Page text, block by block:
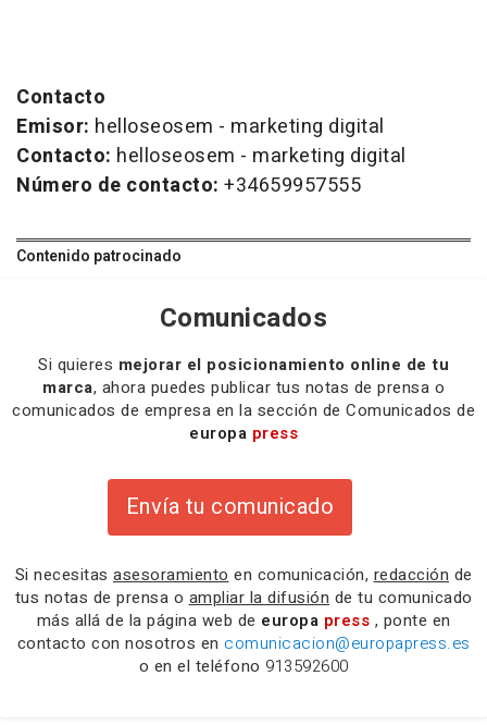
Contacto
Emisor: helloseosem - marketing digital
Contacto: helloseosem - marketing digital
Número de contacto: +34659957555
Contenido patrocinado
Comunicados
Si quieres mejorar el posicionamiento online de tu
marca, ahora puedes publicar tus notas de prensa o
comunicados de empresa en la sección de Comunicados de
europa press
Envía tu comunicado
Si necesitas asesoramiento en comunicación, redacción de
tus notas de prensa o ampliar la difusión de tu comunicado
más allá de la página web de europa press , ponte en
contacto con nosotros en comunicacion@europapress.es
o en el teléfono 913592600